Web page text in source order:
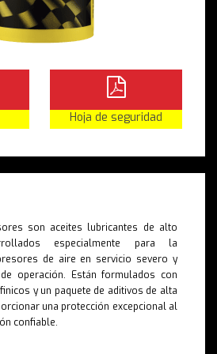
Hoja de seguridad
son aceites lubricantes de alto
especialmente para la
de aire en servicio severo y
operación. Están formulados con
y un paquete de aditivos de alta
una protección excepcional al
confiable.